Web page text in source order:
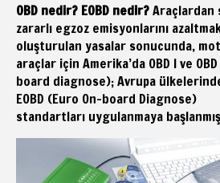
OBD nedir? EOBD nedir?Araçlardan
zararlı egzoz emisyonlarını
oluşturulan yasalar sonucunda,
araçlar için Amerika’da OBD I ve
board diagnose); Avrupa
EOBD (Euro On-board Diagnose)
standartları uygulanmaya